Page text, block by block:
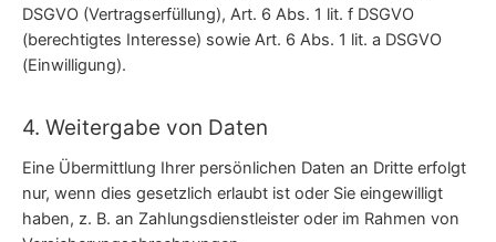
DSGVO (Vertragserfüllung), Art. 6 Abs. 1 lit. f DSGVO
(berechtigtes Interesse) sowie Art. 6 Abs. 1 lit. a DSGVO
(Einwilligung).
4. Weitergabe von Daten
Eine Übermittlung Ihrer persönlichen Daten an Dritte erfolgt
nur, wenn dies gesetzlich erlaubt ist oder Sie eingewilligt
haben, z. B. an Zahlungsdienstleister oder im Rahmen von